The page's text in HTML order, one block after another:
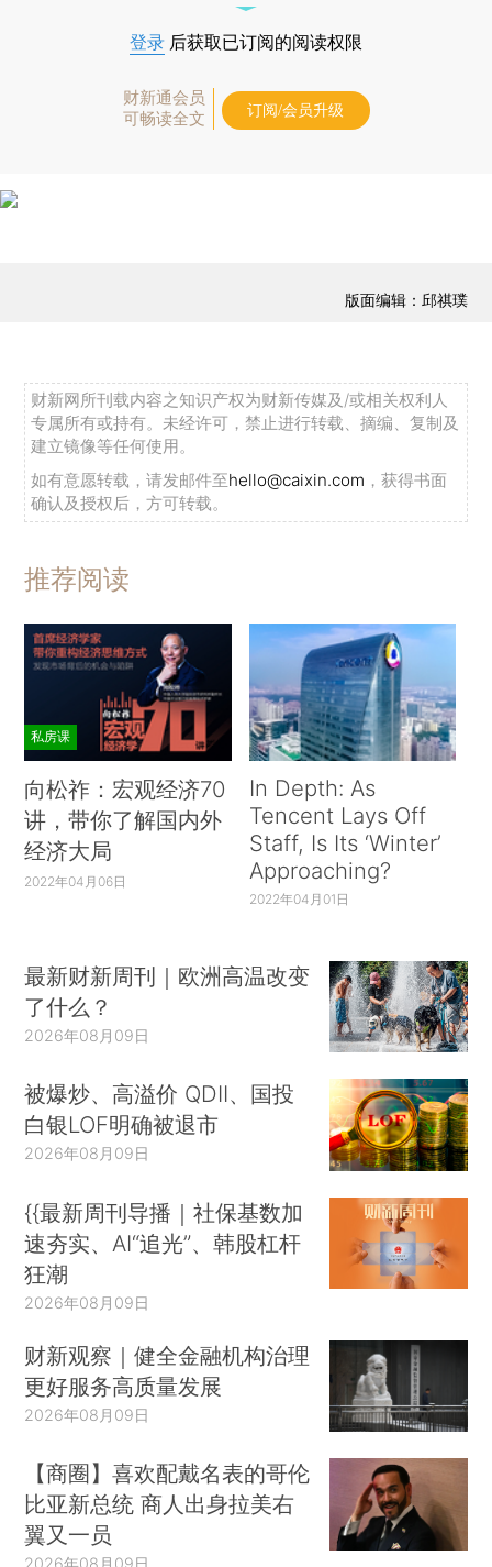
登录 后获取已订阅的阅读权限
财新通会员
可畅读全文
订阅/会员升级
版面编辑：邱祺璞
财新网所刊载内容之知识产权为财新传媒及/或相关权利人
专属所有或持有。未经许可，禁止进行转载、摘编、复制及
建立镜像等任何使用。
如有意愿转载，请发邮件至hello@caixin.com ，获得书面
确认及授权后，方可转载。
推荐阅读
私房课
向松祚：宏观经济70
讲，带你了解国内外
经济大局
2022年04月06日
In Depth: As
Tencent Lays Off
Staff, Is Its ‘Winter’
Approaching?
2022年04月01日
最新财新周刊｜欧洲高温改变
了什么？
2026年08月09日
被爆炒、高溢价 QDII、国投
白银LOF明确被退市
2026年08月09日
{{最新周刊导播｜社保基数加
速夯实、AI“追光”、韩股杠杆
狂潮
2026年08月09日
财新观察｜健全金融机构治理
更好服务高质量发展
2026年08月09日
【商圈】喜欢配戴名表的哥伦
比亚新总统 商人出身拉美右
翼又一员